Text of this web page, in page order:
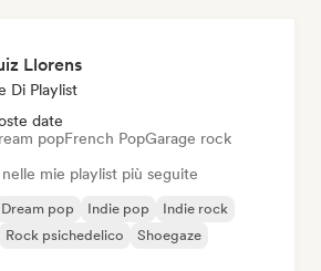
Llorens
Di Playlist
date
popFrench PopGarage rock
mie playlist più seguite
Dream pop Indie pop
Indie rock
Rock psichedelico
Shoegaze